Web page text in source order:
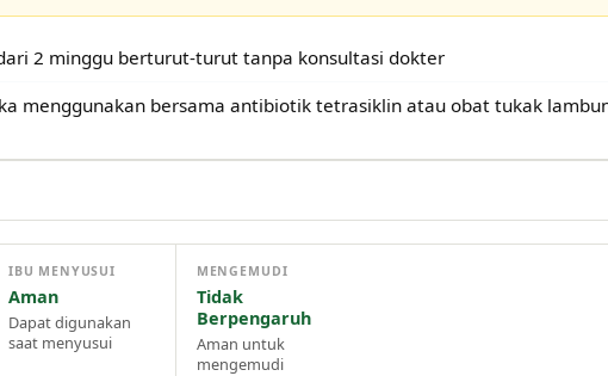
2 minggu berturut-turut tanpa konsultasi dokter
menggunakan bersama antibiotik tetrasiklin atau obat tukak
IBU MENYUSUI
Aman
Dapat digunakan
saat menyusui
MENGEMUDI
Tidak
Berpengaruh
Aman untuk
mengemudi